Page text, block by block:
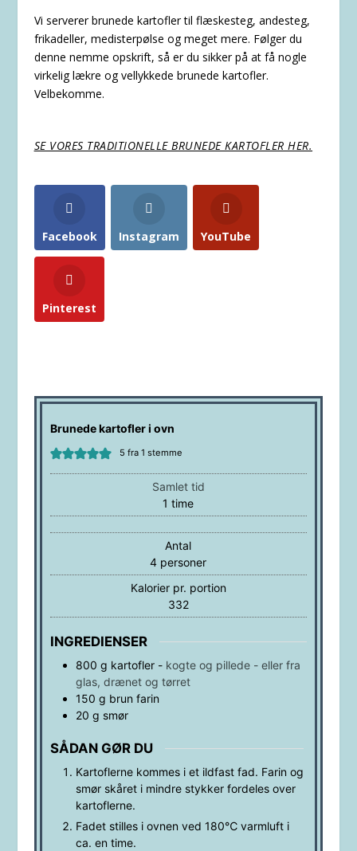
Vi serverer brunede kartofler til flæskesteg, andesteg,
frikadeller, medisterpølse og meget mere. Følger du
denne nemme opskrift, så er du sikker på at få nogle
virkelig lækre og vellykkede brunede kartofler.
Velbekomme.
SE VORES TRADITIONELLE BRUNEDE KARTOFLER HER.
Facebook Instagram YouTube
Pinterest
Brunede kartofler i ovn
5 fra 1 stemme
Samlet tid
1 time
time
Antal
4 personer
Kalorier pr. portion
332
INGREDIENSER
800 g kartofler- kogte og pillede - eller fra
glas, drænet og tørret
150 g brun farin
20 g smør
SÅDAN GØR DU
Kartoflerne kommes i et ildfast fad. Farin og
smør skåret i mindre stykker fordeles over
kartoflerne.
Fadet stilles i ovnen ved 180℃ varmluft i
ca. en time.